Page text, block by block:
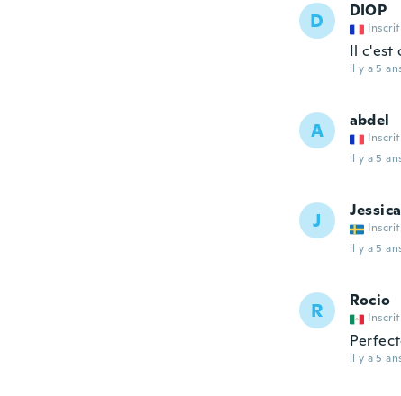
D DIOP
Il c'est
il y a 5
A abdel
il y a 5
J Jessica
il y a 5
R Rocio
il y a 5